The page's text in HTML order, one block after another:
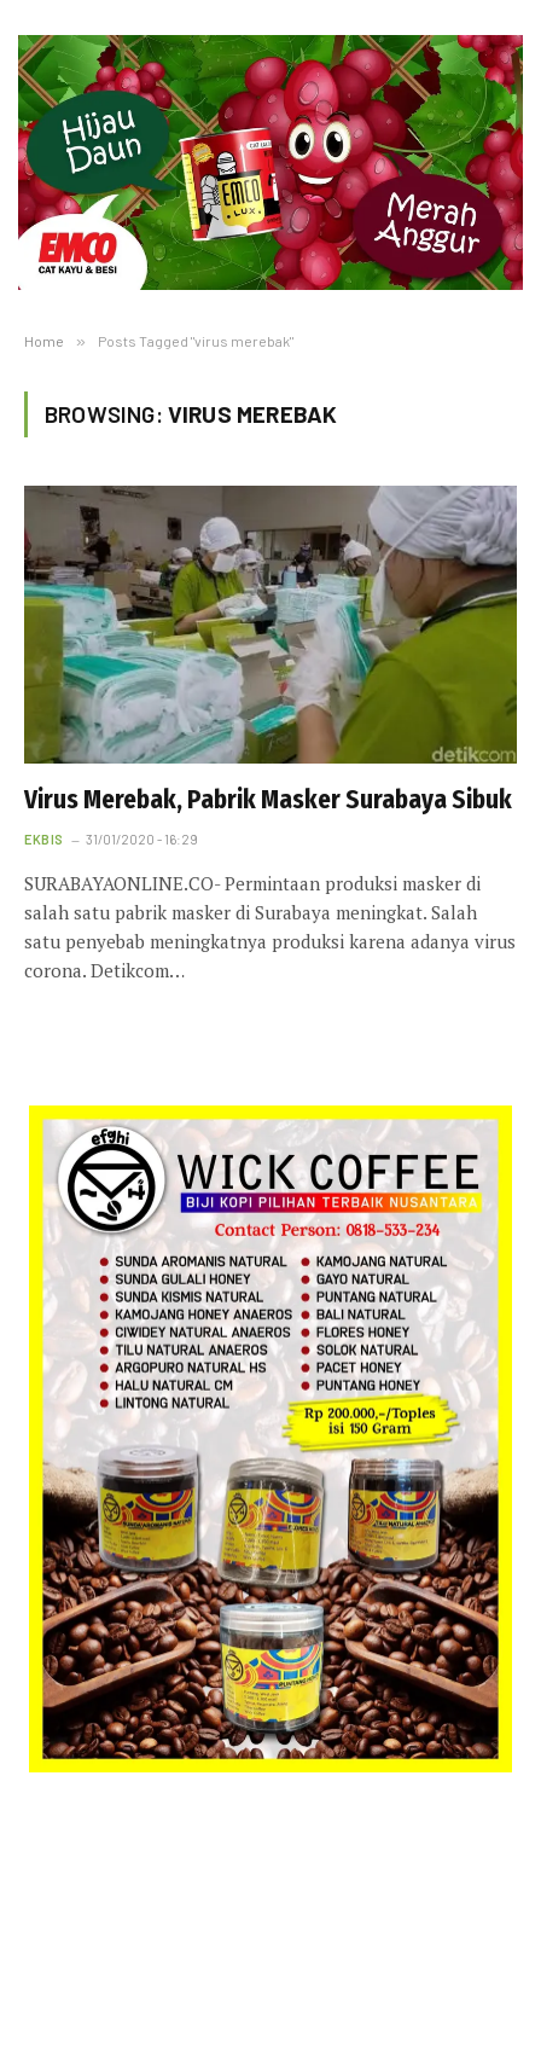
Home » Posts Tagged "virus merebak"
BROWSING: VIRUS MEREBAK
Virus Merebak, Pabrik Masker Surabaya Sibuk
EKBIS 31/01/2020 - 16:29
SURABAYAONLINE.CO- Permintaan produksi masker di
salah satu pabrik masker di Surabaya meningkat. Salah
satu penyebab meningkatnya produksi karena adanya virus
corona. Detikcom…